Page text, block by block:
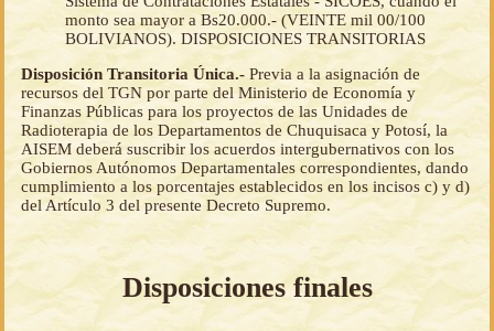
monto sea mayor a Bs20.000.- (VEINTE mil 00/100
BOLIVIANOS). DISPOSICIONES TRANSITORIAS
Disposición Transitoria Única.- Previa a la asignación de
recursos del TGN por parte del Ministerio de Economía y
Finanzas Públicas para los proyectos de las Unidades de
Radioterapia de los Departamentos de Chuquisaca y Potosí, la
AISEM deberá suscribir los acuerdos intergubernativos con los
Gobiernos Autónomos Departamentales correspondientes, dando
cumplimiento a los porcentajes establecidos en los incisos c) y d)
del Artículo 3 del presente Decreto Supremo.
Disposiciones finales